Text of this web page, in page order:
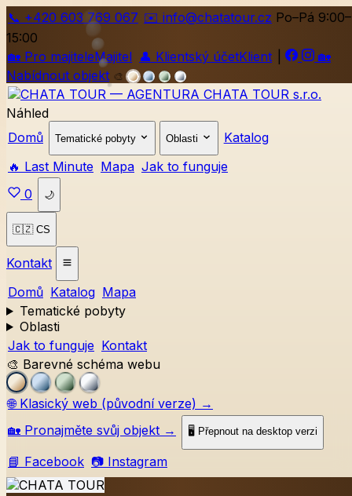
📞 +420 603 769 067 ✉️ info@chatatour.cz Po–Pá 9:00–
15:00
🏡 Pro majiteleMajitel 👤 Klientský účetKlient
🏡
Nabídnout objekt 🎨
Náhled
Domů
Tematické pobyty Oblasti
Katalog
🔥 Last Minute Mapa Jak to funguje
0
🌙
🇨🇿 CS
Kontakt
Domů Katalog Mapa
Tematické pobyty
Oblasti
Jak to funguje Kontakt
🎨 Barevné schéma webu
🌐 Klasický web (původní verze) →
🏡 Pronajměte svůj objekt → 🖥️ Přepnout na desktop verzi
📘 Facebook 📷 Instagram